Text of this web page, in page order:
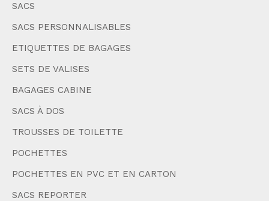
SACS
SACS PERSONNALISABLES
ETIQUETTES DE BAGAGES
SETS DE VALISES
BAGAGES CABINE
SACS À DOS
TROUSSES DE TOILETTE
POCHETTES
POCHETTES EN PVC ET EN CARTON
SACS REPORTER